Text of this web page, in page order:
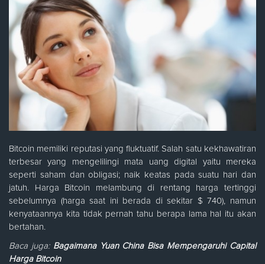
Bitcoin memiliki reputasi yang fluktuatif. Salah satu kekhawatiran
terbesar yang mengelilingi mata uang digital yaitu mereka
seperti saham dan obligasi; naik keatas pada suatu hari dan
jatuh. Harga Bitcoin melambung di rentang harga tertinggi
sebelumnya (harga saat ini berada di sekitar $ 740), namun
kenyataannya kita tidak pernah tahu berapa lama hal itu akan
bertahan.
Baca juga: Bagaimana Yuan China Bisa Mempengaruhi Capital
Harga Bitcoin